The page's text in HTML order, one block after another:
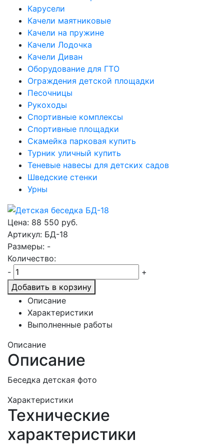
Карусели
Качели маятниковые
Качели на пружине
Качели Лодочка
Качели Диван
Оборудование для ГТО
Ограждения детской площадки
Песочницы
Рукоходы
Спортивные комплексы
Спортивные площадки
Скамейка парковая купить
Турник уличный купить
Теневые навесы для детских садов
Шведские стенки
Урны
Цена: 88 550 руб.
Артикул: БД-18
Размеры: -
Количество:
-
+
Добавить в корзину
Описание
Характеристики
Выполненные работы
Описание
Описание
Беседка детская фото
Характеристики
Технические
характеристики